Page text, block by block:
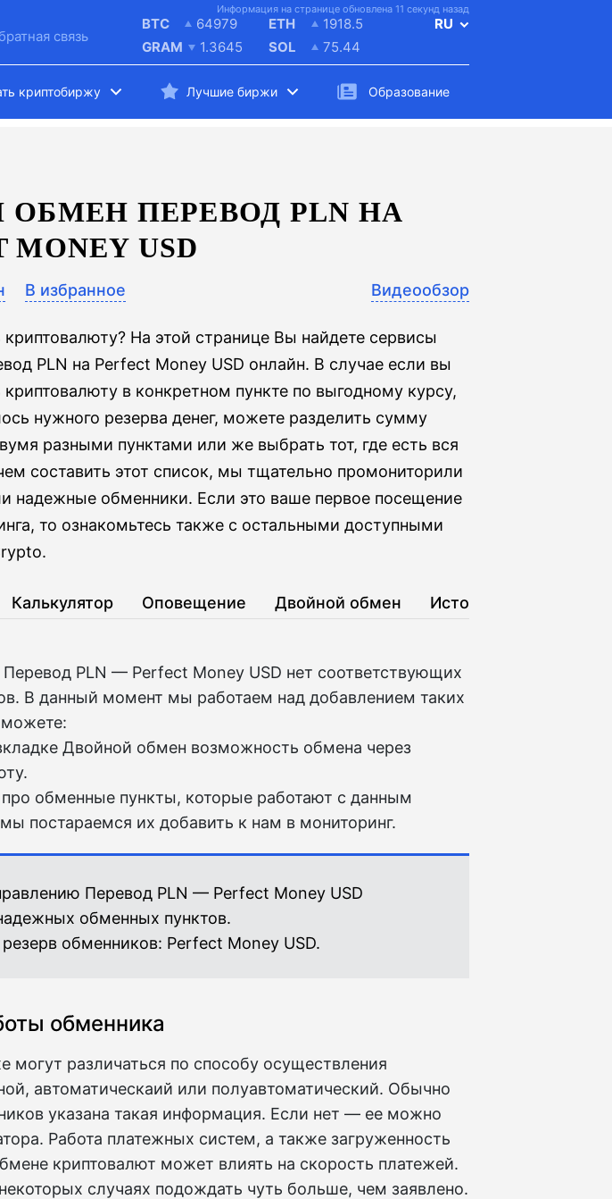
Информация на странице обновлена 11 секунд назад
связь
BTC
64979
GRAM
1.3645
ETH
1918.5
SOL
75.44
RU
криптобиржу Лучшие биржи Образование
ПЕРЕВОД PLN НА
MONEY USD
В избранное Видеообзор
На этой странице Вы найдете сервисы
PLN на Perfect Money USD онлайн. В случае если вы
криптовалюту в конкретном пункте по выгодному курсу,
нужного резерва денег, можете разделить сумму
разными пунктами или же выбрать тот, где есть вся
составить этот список, мы тщательно промониторили
надежные обменники. Если это ваше первое посещение
то ознакомьтесь также с остальными доступными
Калькулятор Оповещение Двойной обмен История
PLN — Perfect Money USD нет соответствующих
В данный момент мы работаем над добавлением таких
Двойной обмен возможность обмена через
обменные пункты, которые работают с данным
постараемся их добавить к нам в мониторинг.
Перевод PLN — Perfect Money USD
обменных пунктов.
обменников: Perfect Money USD.
обменника
могут различаться по способу осуществления
автоматическаий или полуавтоматический. Обычно
указана такая информация. Если нет — ее можно
Работа платежных систем, а также загруженность
криптовалют может влиять на скорость платежей.
случаях подождать чуть больше, чем заявлено.